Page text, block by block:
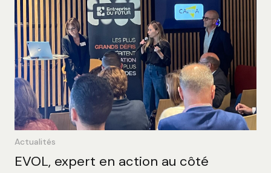
Actualités
EVOL, expert en action au côté